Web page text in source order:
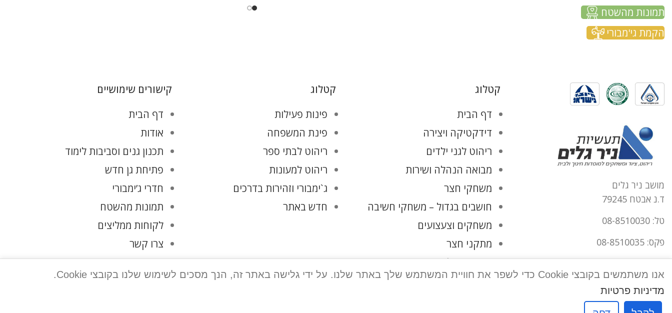
תמונות מהשטח
הקמת גי'מבורי
מושב ניר גלים
ד.נ אבטח 79245
טל: 08-8510030
פקס: 08-8510035
קטלוג
דף הבית
דידקטיקה ויצירה
ריהוט לגני ילדים
מבואה הנהלה ושירות
משחקי חצר
חושבים בגדול – משחקי חשיבה
משחקים וצעצועים
מתקני חצר
החשבון שלי
קטלוג
פינות פעילות
פינת המשפחה
ריהוט לבתי ספר
ריהוט למעונות
ג`ימבורי וזהירות בדרכים
חדש באתר
קישורים שימושיים
דף הבית
אודות
תכנון גנים וסביבות לימוד
פתיחת גן חדש
חדרי ג’ימבורי
תמונות מהשטח
לקוחות ממליצים
צרו קשר
מדיניות פרטיות
אנו משתמשים בקובצי Cookie כדי לשפר את חוויית המשתמש שלך באתר שלנו. על ידי גלישה באתר זה, הנך מסכים לשימוש שלנו בקובצי Cookie.
מדיניות פרטיות